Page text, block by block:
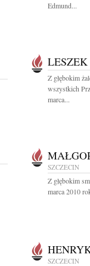
Edmund...
Z głębokim
wszystkich
marca...
SZCZECIN
Z głębokim
marca 2010
SZCZECIN